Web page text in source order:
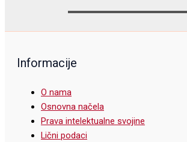
Informacije
O nama
Osnovna načela
Prava intelektualne svojine
Lični podaci